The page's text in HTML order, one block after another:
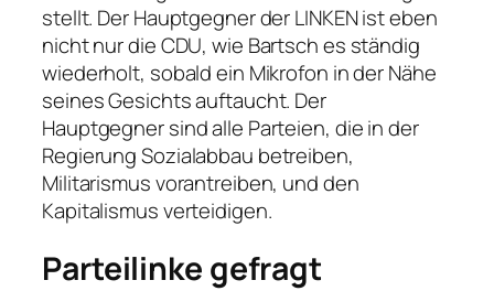
stellt. Der Hauptgegner der LINKEN ist eben
nicht nur die CDU, wie Bartsch es ständig
wiederholt, sobald ein Mikrofon in der Nähe
seines Gesichts auftaucht. Der
Hauptgegner sind alle Parteien, die in der
Regierung Sozialabbau betreiben,
Militarismus vorantreiben, und den
Kapitalismus verteidigen.
Parteilinke gefragt